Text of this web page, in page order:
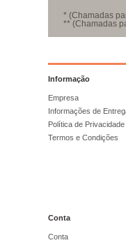
* (Chamadas
** (Chamadas
Informação
Empresa
Informações de
Política de Privacidade
Termos e Condições
Conta
Conta